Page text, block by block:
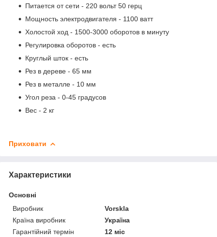
Питается от сети - 220 вольт 50 герц
Мощность электродвигателя - 1100 ватт
Холостой ход - 1500-3000 оборотов в минуту
Регулировка оборотов - есть
Круглый шток - есть
Рез в дереве - 65 мм
Рез в металле - 10 мм
Угол реза - 0-45 градусов
Вес - 2 кг
Приховати
Характеристики
Основні
Виробник
Vorskla
Країна виробник
Україна
Гарантійний термін
12 міс